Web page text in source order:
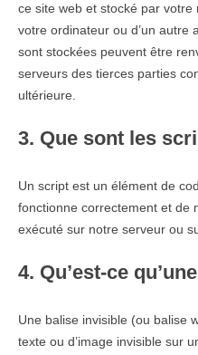
ce site web et stocké par
votre ordinateur ou d’un autre
sont stockées peuvent être
serveurs des tierces parties
ultérieure.
3. Que sont les
Un script est un élément de
fonctionne correctement et de
exécuté sur notre serveur ou
4. Qu’est-ce
Une balise invisible (ou balise
texte ou d’image invisible sur